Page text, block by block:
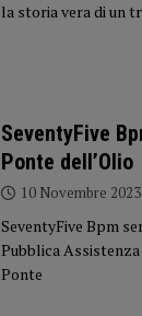
la storia vera di un
SeventyFive
Ponte dell’Olio
10 Novembre 2023
SeventyFive Bpm
Pubblica
Ponte